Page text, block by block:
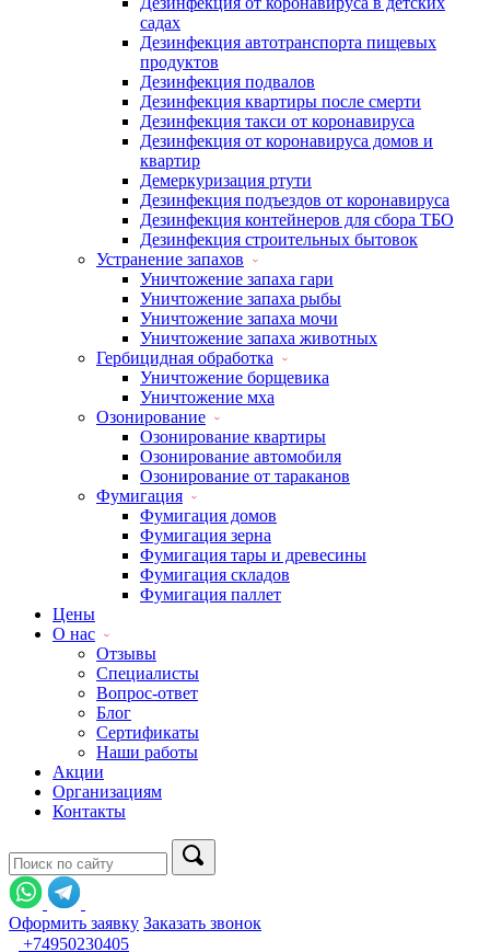
садах
Дезинфекция автотранспорта пищевых
продуктов
Дезинфекция подвалов
Дезинфекция квартиры после смерти
Дезинфекция такси от коронавируса
Дезинфекция от коронавируса домов и
квартир
Демеркуризация ртути
Дезинфекция подъездов от коронавируса
Дезинфекция контейнеров для сбора ТБО
Дезинфекция строительных бытовок
Устранение запахов
Уничтожение запаха гари
Уничтожение запаха рыбы
Уничтожение запаха мочи
Уничтожение запаха животных
Гербицидная обработка
Уничтожение борщевика
Уничтожение мха
Озонирование
Озонирование квартиры
Озонирование автомобиля
Озонирование от тараканов
Фумигация
Фумигация домов
Фумигация зерна
Фумигация тары и древесины
Фумигация складов
Фумигация паллет
Цены
О нас
Отзывы
Специалисты
Вопрос-ответ
Блог
Сертификаты
Наши работы
Акции
Организациям
Контакты
Оформить заявку Заказать звонок
+74950230405